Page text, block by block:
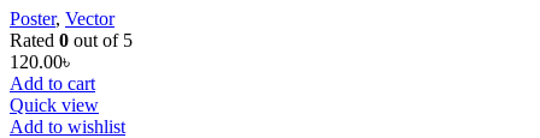
Poster, Vector
Rated 0 out of 5
120.00৳
Add to cart
Quick view
Add to wishlist